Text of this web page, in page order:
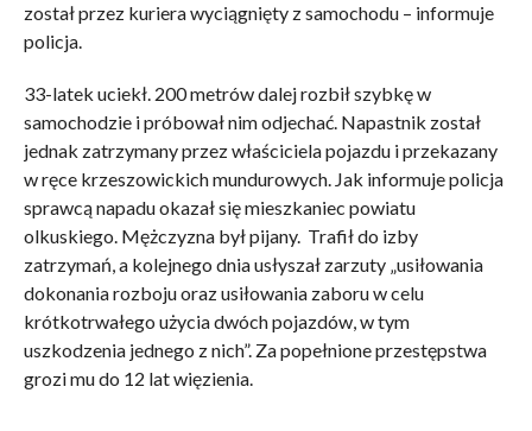
został przez kuriera wyciągnięty z samochodu – informuje
policja.
33-latek uciekł. 200 metrów dalej rozbił szybkę w
samochodzie i próbował nim odjechać. Napastnik został
jednak zatrzymany przez właściciela pojazdu i przekazany
w ręce krzeszowickich mundurowych. Jak informuje policja
sprawcą napadu okazał się mieszkaniec powiatu
olkuskiego. Mężczyzna był pijany. Trafił do izby
zatrzymań, a kolejnego dnia usłyszał zarzuty „usiłowania
dokonania rozboju oraz usiłowania zaboru w celu
krótkotrwałego użycia dwóch pojazdów, w tym
uszkodzenia jednego z nich”. Za popełnione przestępstwa
grozi mu do 12 lat więzienia.